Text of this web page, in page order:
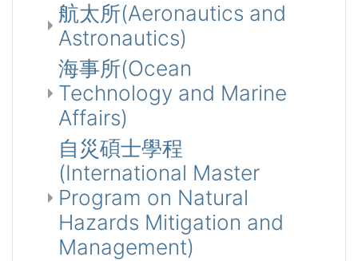
航太所(Aeronautics and
Astronautics)
海事所(Ocean
Technology and Marine
Affairs)
自災碩士學程
(International Master
Program on Natural
Hazards Mitigation and
Management)